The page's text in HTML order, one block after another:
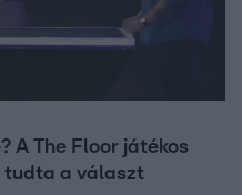
A The Floor játékos
tudta a választ